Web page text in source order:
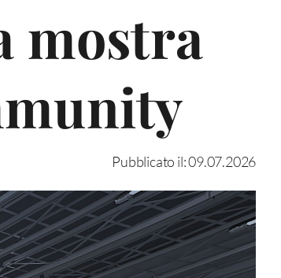
mostra
Pubblicato il: 09.07.2026